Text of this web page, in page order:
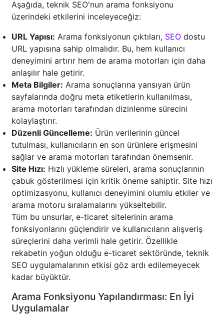
Aşağıda, teknik SEO'nun arama fonksiyonu
üzerindeki etkilerini inceleyeceğiz:
URL Yapısı: Arama fonksiyonun çıktıları, SEO dostu
URL yapısına sahip olmalıdır. Bu, hem kullanıcı
deneyimini artırır hem de arama motorları için daha
anlaşılır hale getirir.
Meta Bilgiler: Arama sonuçlarına yansıyan ürün
sayfalarında doğru meta etiketlerin kullanılması,
arama motorları tarafından dizinlenme sürecini
kolaylaştırır.
Düzenli Güncelleme: Ürün verilerinin güncel
tutulması, kullanıcıların en son ürünlere erişmesini
sağlar ve arama motorları tarafından önemsenir.
Site Hızı: Hızlı yükleme süreleri, arama sonuçlarının
çabuk gösterilmesi için kritik öneme sahiptir. Site hızı
optimizasyonu, kullanıcı deneyimini olumlu etkiler ve
arama motoru sıralamalarını yükseltebilir.
Tüm bu unsurlar, e-ticaret sitelerinin arama
fonksiyonlarını güçlendirir ve kullanıcıların alışveriş
süreçlerini daha verimli hale getirir. Özellikle
rekabetin yoğun olduğu e-ticaret sektöründe, teknik
SEO uygulamalarının etkisi göz ardı edilemeyecek
kadar büyüktür.
Arama Fonksiyonu Yapılandırması: En İyi
Uygulamalar